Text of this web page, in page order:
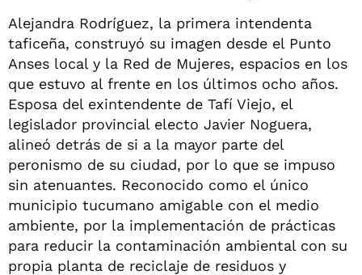
Alejandra Rodríguez, la primera intendenta
taficeña, construyó su imagen desde el Punto
Anses local y la Red de Mujeres, espacios en los
que estuvo al frente en los últimos ocho años.
Esposa del exintendente de Tafí Viejo, el
legislador provincial electo Javier Noguera,
alineó detrás de si a la mayor parte del
peronismo de su ciudad, por lo que se impuso
sin atenuantes. Reconocido como el único
municipio tucumano amigable con el medio
ambiente, por la implementación de prácticas
para reducir la contaminación ambiental con su
propia planta de reciclaje de residuos y